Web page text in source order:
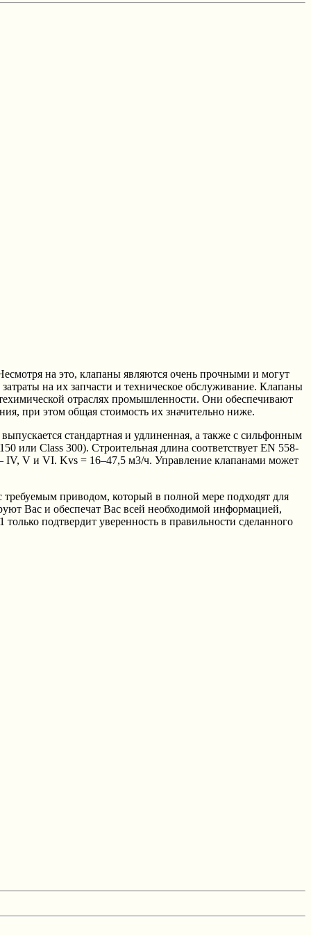
на это, клапаны являются очень прочными и могут
на их запчасти и техническое обслуживание. Клапаны
отраслях промышленности. Они обеспечивают
при этом общая стоимость их значительно ниже.
стандартная и удлиненная, а также с сильфонным
Class 300). Строительная длина соответствует EN 558-
IV, V и VI. Kvs = 16–47,5 м3/ч. Управление клапанами может
приводом, который в полной мере подходят для
Вас и обеспечат Вас всей необходимой информацией,
подтвердит уверенность в правильности сделанного